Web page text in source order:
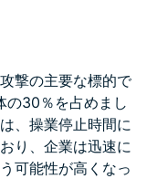
撃の主要な標的で
の30％を占めまし
、操業停止時間に
り、企業は迅速に
可能性が高くなっ